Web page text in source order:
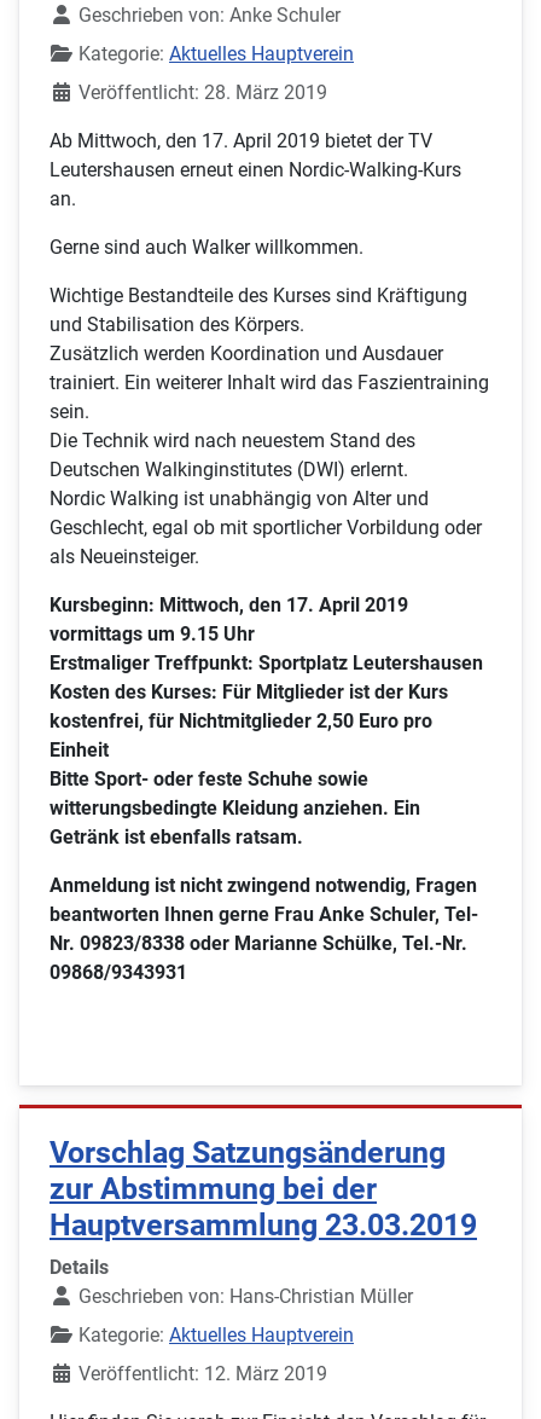
Geschrieben von: Anke Schuler
Kategorie: Aktuelles Hauptverein
Veröffentlicht: 28. März 2019
Ab Mittwoch, den 17. April 2019 bietet der TV
Leutershausen erneut einen Nordic-Walking-Kurs
an.
Gerne sind auch Walker willkommen.
Wichtige Bestandteile des Kurses sind Kräftigung
und Stabilisation des Körpers.
Zusätzlich werden Koordination und Ausdauer
trainiert. Ein weiterer Inhalt wird das Faszientraining
sein.
Die Technik wird nach neuestem Stand des
Deutschen Walkinginstitutes (DWI) erlernt.
Nordic Walking ist unabhängig von Alter und
Geschlecht, egal ob mit sportlicher Vorbildung oder
als Neueinsteiger.
Kursbeginn: Mittwoch, den 17. April 2019
vormittags um 9.15 Uhr
Erstmaliger Treffpunkt: Sportplatz Leutershausen
Kosten des Kurses: Für Mitglieder ist der Kurs
kostenfrei, für Nichtmitglieder 2,50 Euro pro
Einheit
Bitte Sport- oder feste Schuhe sowie
witterungsbedingte Kleidung anziehen. Ein
Getränk ist ebenfalls ratsam.
Anmeldung ist nicht zwingend notwendig, Fragen
beantworten Ihnen gerne Frau Anke Schuler, Tel-
Nr. 09823/8338 oder Marianne Schülke, Tel.-Nr.
09868/9343931
Vorschlag Satzungsänderung
zur Abstimmung bei der
Hauptversammlung 23.03.2019
Details
Geschrieben von: Hans-Christian Müller
Kategorie: Aktuelles Hauptverein
Veröffentlicht: 12. März 2019